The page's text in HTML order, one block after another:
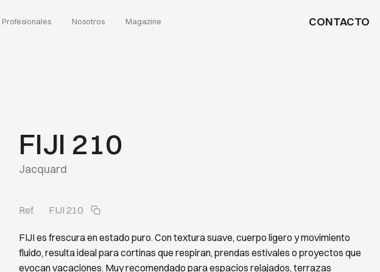
Profesionales Nosotros Magazine CONTACTO
FIJI 210
Jacquard
Ref. FIJI 210
FIJI es frescura en estado puro. Con textura suave, cuerpo ligero y movimiento
fluido, resulta ideal para cortinas que respiran, prendas estivales o proyectos que
evocan vacaciones. Muy recomendado para espacios relajados, terrazas